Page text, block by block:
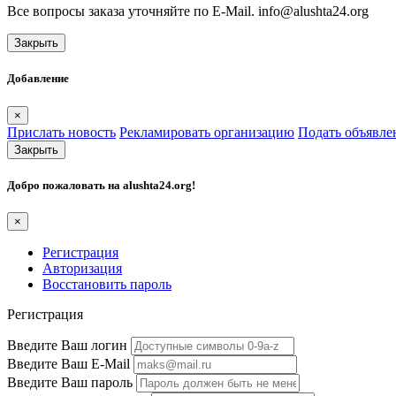
Все вопросы заказа уточняйте по E-Mail. info@alushta24.org
Закрыть
Добавление
×
Прислать новость Рекламировать организацию Подать
Закрыть
Добро пожаловать на alushta24.org!
×
Регистрация
Авторизация
Восстановить пароль
Регистрация
Введите Ваш логин
Введите Ваш E-Mail
Введите Ваш пароль